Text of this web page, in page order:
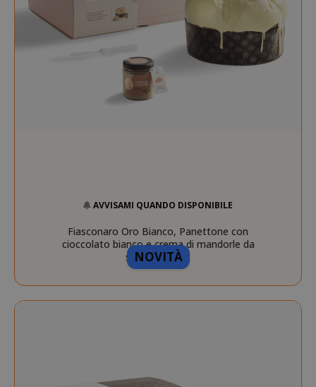
NOVITÀ
AVVISAMI QUANDO DISPONIBILE
Fiasconaro Oro Bianco, Panettone con
cioccolato bianco e crema di mandorle da
spalmare, 1kg